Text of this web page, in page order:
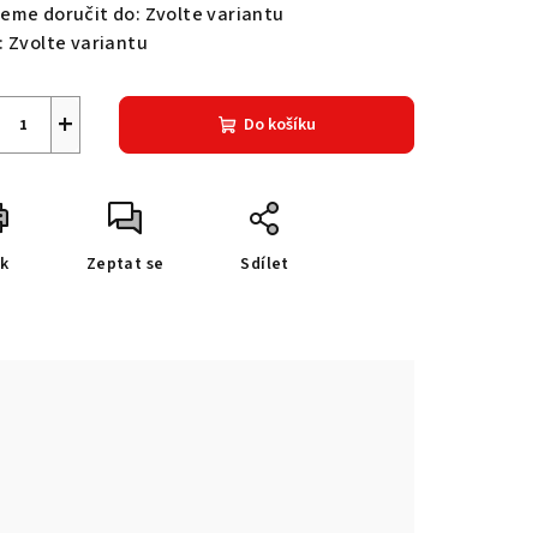
doručit do: Zvolte variantu
Zvolte variantu
+ Do košíku
Zeptat se Sdílet